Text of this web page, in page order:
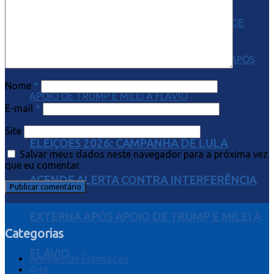
ELEIÇÕES 2026: CAMPANHA DE LULA
ACENDE ALERTA CONTRA INTERFERÊNCIA
EXTERNA APÓS APOIO DE TRUMP E MILEI A
FLÁVIO
Nome *
E-mail *
Site
Salvar meus dados neste navegador para a próxima vez
que eu comentar.
Categorias
Animais de Estimação
Arte